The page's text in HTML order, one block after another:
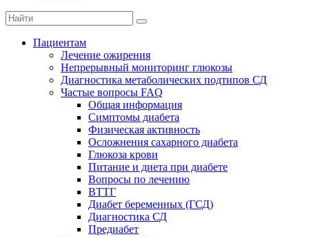
Пациентам
Лечение ожирения
Непрерывный мониторинг глюкозы
Диагностика метаболических подтипов СД
Частые вопросы FAQ
Общая информация
Симптомы диабета
Физическая активность
Осложнения сахарного диабета
Глюкоза крови
Питание и диета при диабете
Вопросы по лечению
ВТТГ
Диабет беременных (ГСД)
Диагностика СД
Предиабет